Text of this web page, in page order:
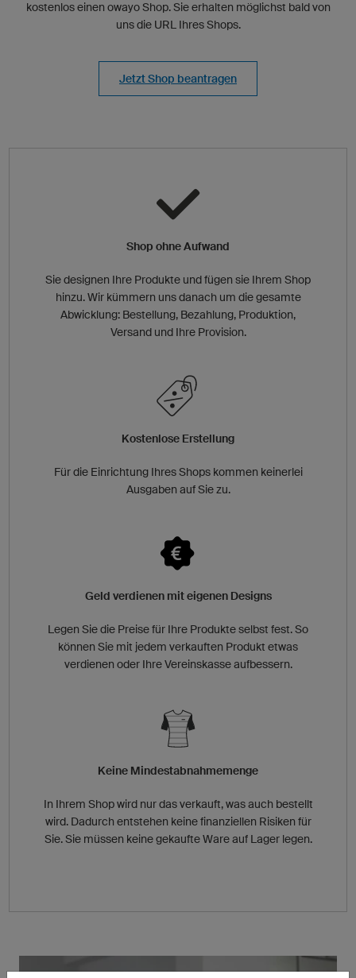
kostenlos einen owayo Shop. Sie erhalten möglichst bald von
uns die URL Ihres Shops.
Jetzt Shop beantragen
Shop ohne Aufwand
Sie designen Ihre Produkte und fügen sie Ihrem Shop
hinzu. Wir kümmern uns danach um die gesamte
Abwicklung: Bestellung, Bezahlung, Produktion,
Versand und Ihre Provision.
Kostenlose Erstellung
Für die Einrichtung Ihres Shops kommen keinerlei
Ausgaben auf Sie zu.
Geld verdienen mit eigenen Designs
Legen Sie die Preise für Ihre Produkte selbst fest. So
können Sie mit jedem verkauften Produkt etwas
verdienen oder Ihre Vereinskasse aufbessern.
Keine Mindestabnahmemenge
In Ihrem Shop wird nur das verkauft, was auch bestellt
wird. Dadurch entstehen keine finanziellen Risiken für
Sie. Sie müssen keine gekaufte Ware auf Lager legen.